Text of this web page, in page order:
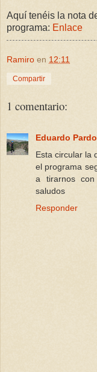
Aquí tenéis la nota
programa: Enlace
Ramiro en 12:11
Compartir
1 comentario:
Eduardo Pardo
Esta circular la
el programa
a tirarnos
saludos
Responder